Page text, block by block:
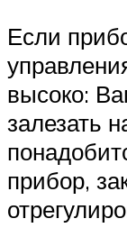
Если
высоко:
залезать
прибор,